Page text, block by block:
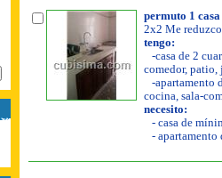
permuto 1
2x2 Me
tengo:
-casa de 2
comedor, patio,
-apartamento
cocina, sala-
necesito:
- casa de
- apartamento